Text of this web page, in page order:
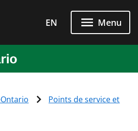
EN Menu
Points de service et